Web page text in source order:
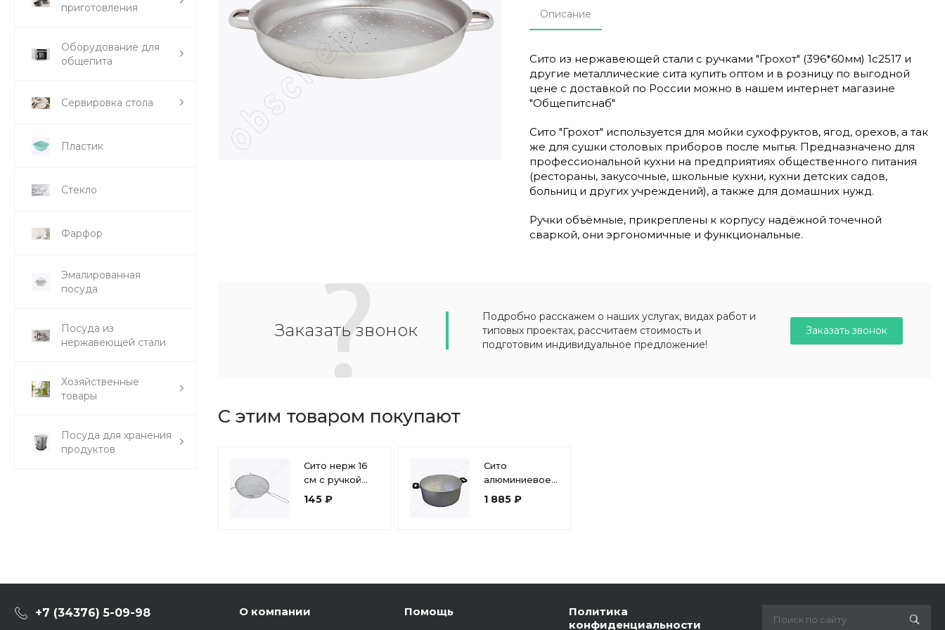
приготовления
Оборудование для
общепита
Сервировка стола
Пластик
Стекло
Фарфор
Эмалированная
посуда
Посуда из
нержавеющей стали
Хозяйственные
товары
Посуда для хранения
продуктов
Описание
Сито из нержавеющей стали с ручками "Грохот" (396*60мм) 1с2517 и
другие металлические сита купить оптом и в розницу по выгодной
цене с доставкой по России можно в нашем интернет магазине
"Общепитснаб"
Сито "Грохот" используется для мойки сухофруктов, ягод, орехов, а так
же для сушки столовых приборов после мытья. Предназначено для
профессиональной кухни на предприятиях общественного питания
(рестораны, закусочные, школьные кухни, кухни детских садов,
больниц и других учреждений), а также для домашних нужд.
Ручки объёмные, прикреплены к корпусу надёжной точечной
сваркой, они эргономичные и функциональные.
Заказать звонок
Подробно расскажем о наших услугах, видах работ и
типовых проектах, рассчитаем стоимость и
подготовим индивидуальное предложение!
Заказать звонок
С этим товаром покупают
Сито нерж 16
см с ручкой
FY-016
145 ₽
Сито
алюминиевое
для
1 885 ₽
+7 (34376) 5-09-98 О компании Помощь
Политика
конфиденциальности